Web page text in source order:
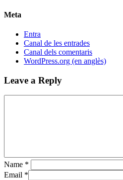
Meta
Entra
Canal de les entrades
Canal dels comentaris
WordPress.org (en anglès)
Leave a Reply
Name *
Email *